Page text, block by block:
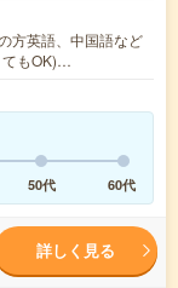
方英語、中国語など
てもOK)…
50代 60代
詳しく見る